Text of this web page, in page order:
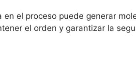
el proceso puede generar
el orden y garantizar la